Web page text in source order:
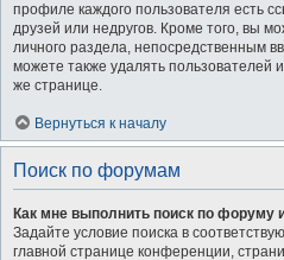
профиле каждого пользователя есть
друзей или недругов. Кроме того, вы
личного раздела, непосредственным
можете также удалять пользователей
же странице.
Вернуться к началу
Поиск по форумам
Как мне выполнить поиск по
Задайте условие поиска в
главной странице конференции,